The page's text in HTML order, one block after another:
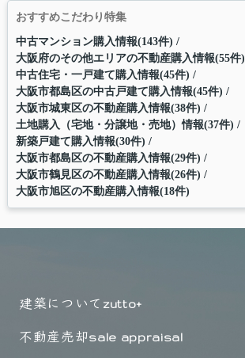
おすすめこだわり特集
中古マンション購入情報(143件)
大阪府のその他エリアの不動産購入情報(55件)
中古住宅・一戸建て購入情報(45件)
大阪市都島区の中古戸建て購入情報(45件)
大阪市城東区の不動産購入情報(38件)
土地購入（宅地・分譲地・売地）情報(37件)
新築戸建て購入情報(30件)
大阪市都島区の不動産購入情報(29件)
大阪市鶴見区の不動産購入情報(26件)
大阪市旭区の不動産購入情報(18件)
建築について zutto+
不動産売却sale appraisal